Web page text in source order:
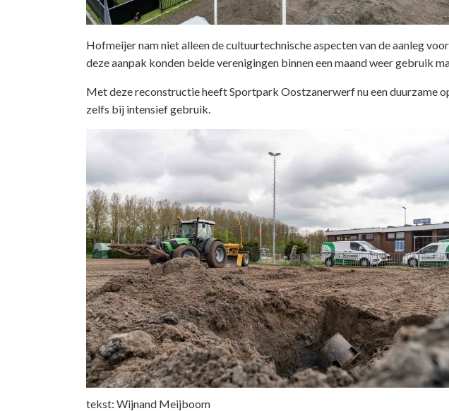
Hofmeijer nam niet alleen de cultuurtechnische aspecten van de aanleg
deze aanpak konden beide verenigingen binnen een maand weer gebruik
Met deze reconstructie heeft Sportpark Oostzanerwerf nu een duurzame
zelfs bij intensief gebruik.
tekst: Wijnand Meijboom